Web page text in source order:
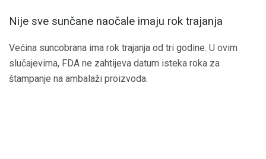
Nije sve sunčane naočale imaju rok trajanja
Većina suncobrana ima rok trajanja od tri godine. U ovim
slučajevima, FDA ne zahtijeva datum isteka roka za
štampanje na ambalaži proizvoda.